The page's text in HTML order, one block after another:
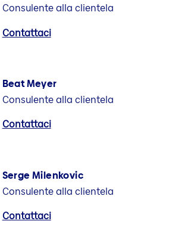
Consulente alla clientela
Contattaci
Beat Meyer
Consulente alla clientela
Contattaci
Serge Milenkovic
Consulente alla clientela
Contattaci